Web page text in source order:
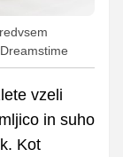
vzeli
in suho
Kot